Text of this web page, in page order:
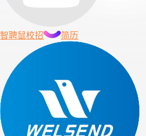
智聘鼠校招 简历